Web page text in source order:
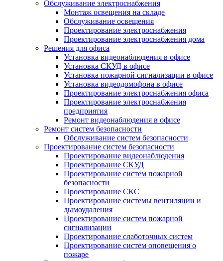
Обслуживание электроснабжения
Монтаж освещения на складе
Обслуживание освещения
Проектирование электроснабжения
Проектирование электроснабжения дома
Решения для офиса
Установка видеонаблюдения в офисе
Установка СКУД в офисе
Установка пожарной сигнализации в офисе
Установка видеодомофона в офисе
Проектирование электроснабжения офиса
Проектирование электроснабжения
предприятия
Ремонт видеонаблюдения в офисе
Ремонт систем безопасности
Обслуживание систем безопасности
Проектирование систем безопасности
Проектирование видеонаблюдения
Проектирование СКУД
Проектирование систем пожарной
безопасности
Проектирование СКС
Проектирование системы вентиляции и
дымоудаления
Проектирование систем пожарной
сигнализации
Проектирование слаботочных систем
Проектирование систем оповещения о
пожаре